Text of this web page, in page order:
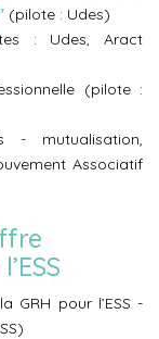
(pilote : Udes)
: Udes, Aract
(pilote :
- mutualisation,
Associatif
GRH pour l’ESS -